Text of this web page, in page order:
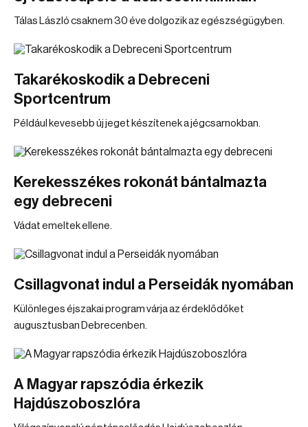
Tálas László csaknem 30 éve dolgozik az egészségügyben.
Takarékoskodik a Debreceni
Sportcentrum
Például kevesebb új jeget készítenek a jégcsarnokban.
Kerekesszékes rokonát bántalmazta
egy debreceni
Vádat emeltek ellene.
Csillagvonat indul a Perseidák nyomában
Különleges éjszakai program várja az érdeklődőket
augusztusban Debrecenben.
A Magyar rapszódia érkezik
Hajdúszoboszlóra